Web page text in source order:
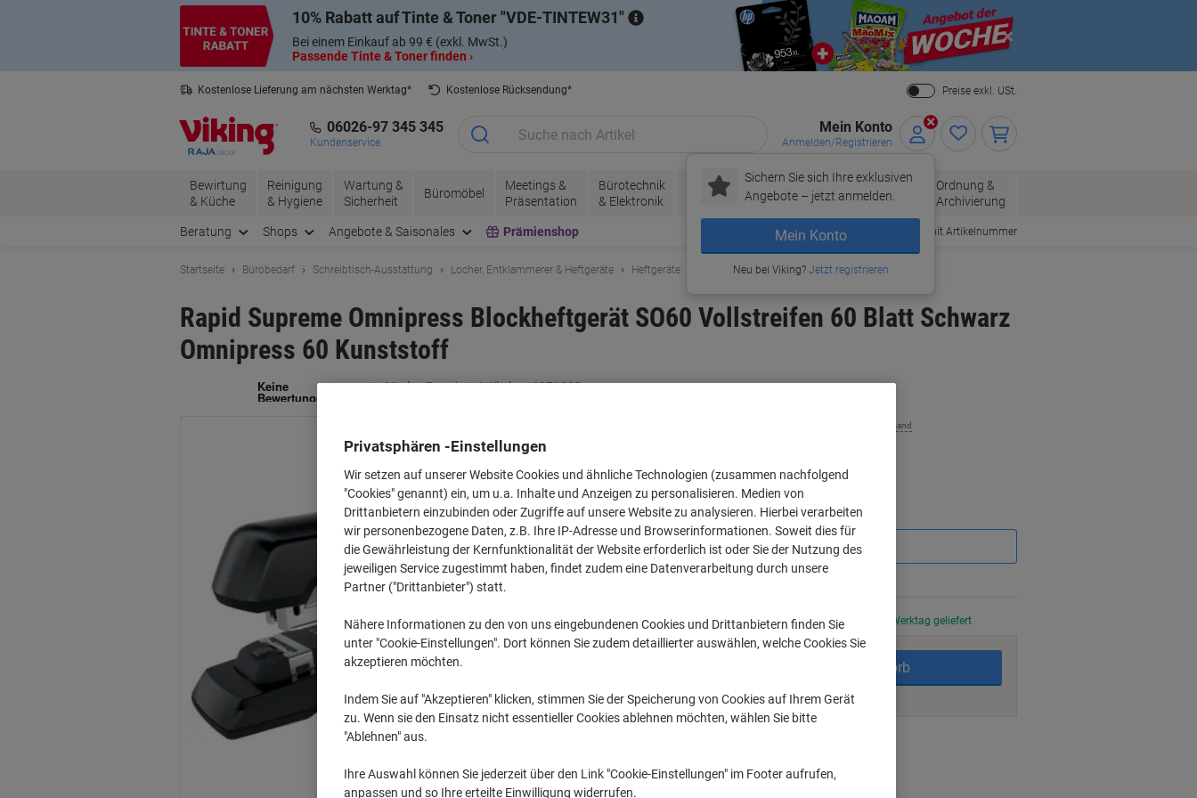
10% Rabatt auf Tinte & Toner VDE-TINTEW31
Bei einem Einkauf ab 99 € (exkl. MwSt.)
Passende Tinte & Toner finden ›
Close
Kostenlose Lieferung am nächsten Werktag*
Kostenlose Rücksendung*
Preise exkl. USt.
06026-97 345 345
Kundenservice
Mein Konto
Anmelden/Registrieren
Sichern Sie sich Ihre exklusiven
Angebote – jetzt anmelden.
Mein Konto
Neu bei Viking?Jetzt registrieren
Bewirtung
& Küche
Reinigung
& Hygiene
Wartung &
Sicherheit
Büromöbel
Meetings &
Präsentation
Bürotechnik
& Elektronik
Tinte &
Toner
Papier, Versand
& Pakete
Bürobedarf
Ordnung &
Archivierung
Beratung Shops Angebote & Saisonales Prämienshop Bestellen mit Artikelnummer
Startseite Bürobedarf Schreibtisch-Ausstattung Locher, Entklammerer & Heftgeräte Heftgeräte
Rapid Supreme Omnipress Blockheftgerät SO60 Vollstreifen 60 Blatt Schwarz
Omnipress 60 Kunststoff
Marke: Rapid Artikelnr.: 6871203
36,88 € inkl. USt
zzgl. Versand
Menge exkl. USt
1-2Stück 32,99 €
30,99 €
Aktuell verfügbar Vor 17:00 Uhr bestellt, am nächsten Werktag geliefert
In den Warenkorb
Zu einer Liste
Haupteigenschaften
Privatsphären -Einstellungen
Wir setzen auf unserer Website Cookies und ähnliche Technologien (zusammen nachfolgend
"Cookies" genannt) ein, um u.a. Inhalte und Anzeigen zu personalisieren. Medien von
Drittanbietern einzubinden oder Zugriffe auf unsere Website zu analysieren. Hierbei verarbeiten
wir personenbezogene Daten, z.B. Ihre IP-Adresse und Browserinformationen. Soweit dies für
die Gewährleistung der Kernfunktionalität der Website erforderlich ist oder Sie der Nutzung des
jeweiligen Service zugestimmt haben, findet zudem eine Datenverarbeitung durch unsere
Partner ("Drittanbieter") statt.
Nähere Informationen zu den von uns eingebundenen Cookies und Drittanbietern finden Sie
unter "Cookie-Einstellungen". Dort können Sie zudem detaillierter auswählen, welche Cookies Sie
akzeptieren möchten.
Indem Sie auf "Akzeptieren" klicken, stimmen Sie der Speicherung von Cookies auf Ihrem Gerät
zu. Wenn sie den Einsatz nicht essentieller Cookies ablehnen möchten, wählen Sie bitte
"Ablehnen" aus.
Ihre Auswahl können Sie jederzeit über den Link "Cookie-Einstellungen" im Footer aufrufen,
anpassen und so Ihre erteilte Einwilligung widerrufen.